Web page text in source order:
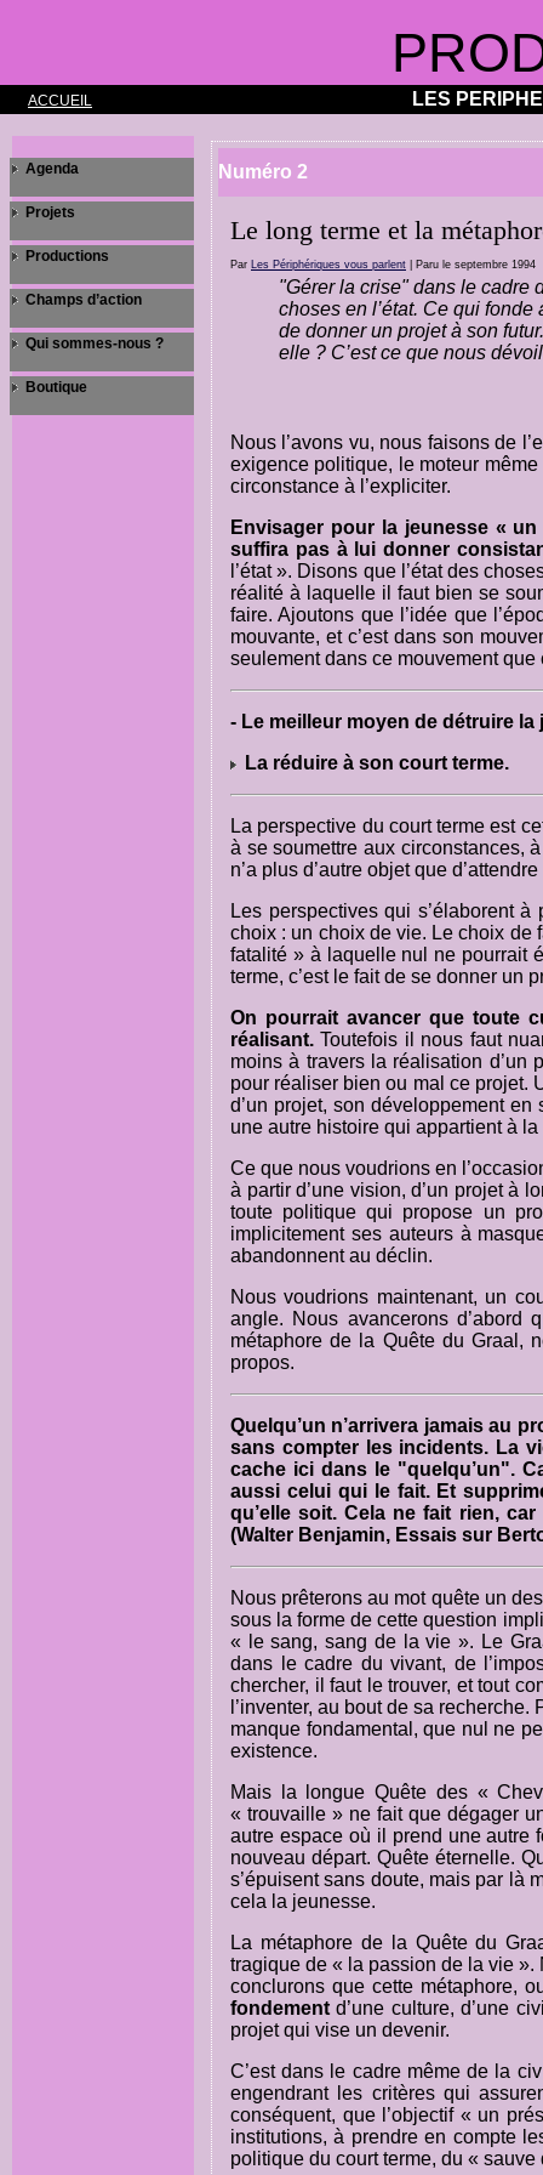
ACCUEIL LES
Numéro 2
Le long terme et la
Par Les Périphériques vous parlent | Paru le septembre 1994
"Gérer la crise" dans le cadre
choses en l’état. Ce qui
de donner un projet à son
elle ? C’est ce que nous
Nous l’avons vu, nous faisons de
exigence politique, le moteur
circonstance à l’expliciter.
Envisager pour la jeunesse «
suffira pas à lui donner
l’état ». Disons que l’état des
réalité à laquelle il faut bien se
faire. Ajoutons que l’idée que
mouvante, et c’est dans son
seulement dans ce mouvement
- Le meilleur moyen de détruire la
La réduire à son court terme.
La perspective du court terme est
à se soumettre aux circonstances,
n’a plus d’autre objet que
Les perspectives qui s’élaborent
choix : un choix de vie. Le choix de
fatalité » à laquelle nul ne pourrait
terme, c’est le fait de se donner un
On pourrait avancer que toute
réalisant. Toutefois il nous faut
moins à travers la réalisation d’un
pour réaliser bien ou mal ce projet.
d’un projet, son développement
une autre histoire qui appartient à
Ce que nous voudrions en
à partir d’une vision, d’un projet à
toute politique qui propose un
implicitement ses auteurs à
abandonnent au déclin.
Nous voudrions maintenant, un
angle. Nous avancerons
métaphore de la Quête du Graal,
propos.
Quelqu’un n’arrivera jamais au
sans compter les incidents. La
cache ici dans le "quelqu’un".
aussi celui qui le fait. Et
qu’elle soit. Cela ne fait rien,
(Walter Benjamin, Essais sur
Nous prêterons au mot quête un
sous la forme de cette question
« le sang, sang de la vie ». Le
dans le cadre du vivant, de
chercher, il faut le trouver, et tout
l’inventer, au bout de sa
manque fondamental, que nul ne
existence.
Mais la longue Quête des «
« trouvaille » ne fait que dégager
autre espace où il prend une autre
nouveau départ. Quête éternelle.
s’épuisent sans doute, mais par là
cela la jeunesse.
La métaphore de la Quête du
tragique de « la passion de la vie
conclurons que cette métaphore,
fondement d’une culture, d’une
projet qui vise un devenir.
C’est dans le cadre même de la
engendrant les critères qui
conséquent, que l’objectif « un
institutions, à prendre en compte
politique du court terme, du «
Agenda
Projets
Productions
Champs d’action
Qui sommes-nous ?
Boutique